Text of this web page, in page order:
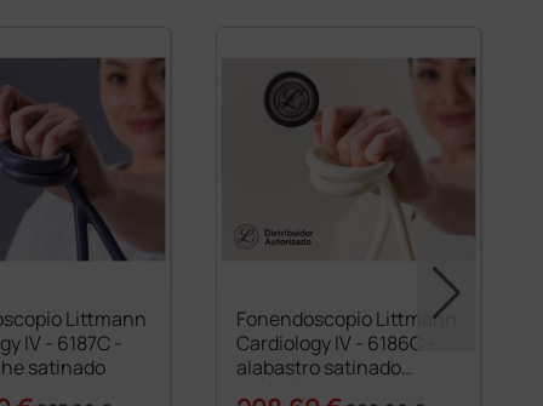
Littmann
IV - 6187C -
satinado
Fonendoscopio Littmann
Cardiology IV - 6186C -
alabastro satinado
acabado en negro